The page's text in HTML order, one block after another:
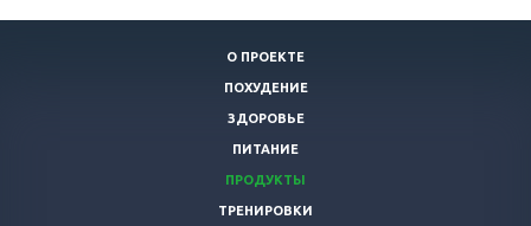
О ПРОЕКТЕ
ПОХУДЕНИЕ
ЗДОРОВЬЕ
ПИТАНИЕ
ПРОДУКТЫ
ТРЕНИРОВКИ